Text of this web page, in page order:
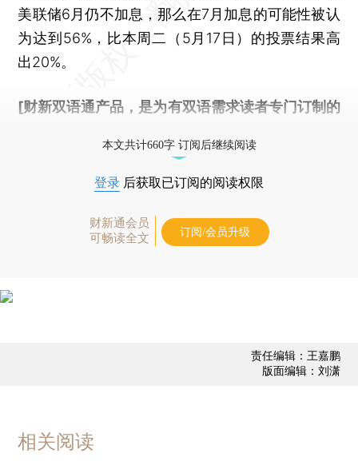
美联储6月仍不加息，那么在7月加息的可能性被认
为达到56%，比本周二（5月17日）的投票结果高
出20%。
[财新双语通产品，是为有双语需求读者专门订制的
本文共计660字 订阅后继续阅读
登录 后获取已订阅的阅读权限
财新通会员
可畅读全文
订阅/会员升级
责任编辑：王嘉鹏
版面编辑：刘潇
相关阅读